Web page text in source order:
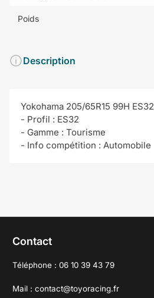
Poids
Description
Yokohama 205/65R15 99H ES32
- Profil : ES32
- Gamme : Tourisme
- Info compétition : Automobile
Contact
Téléphone : 06 10 39 43 79
Mail : contact@toyoracing.fr